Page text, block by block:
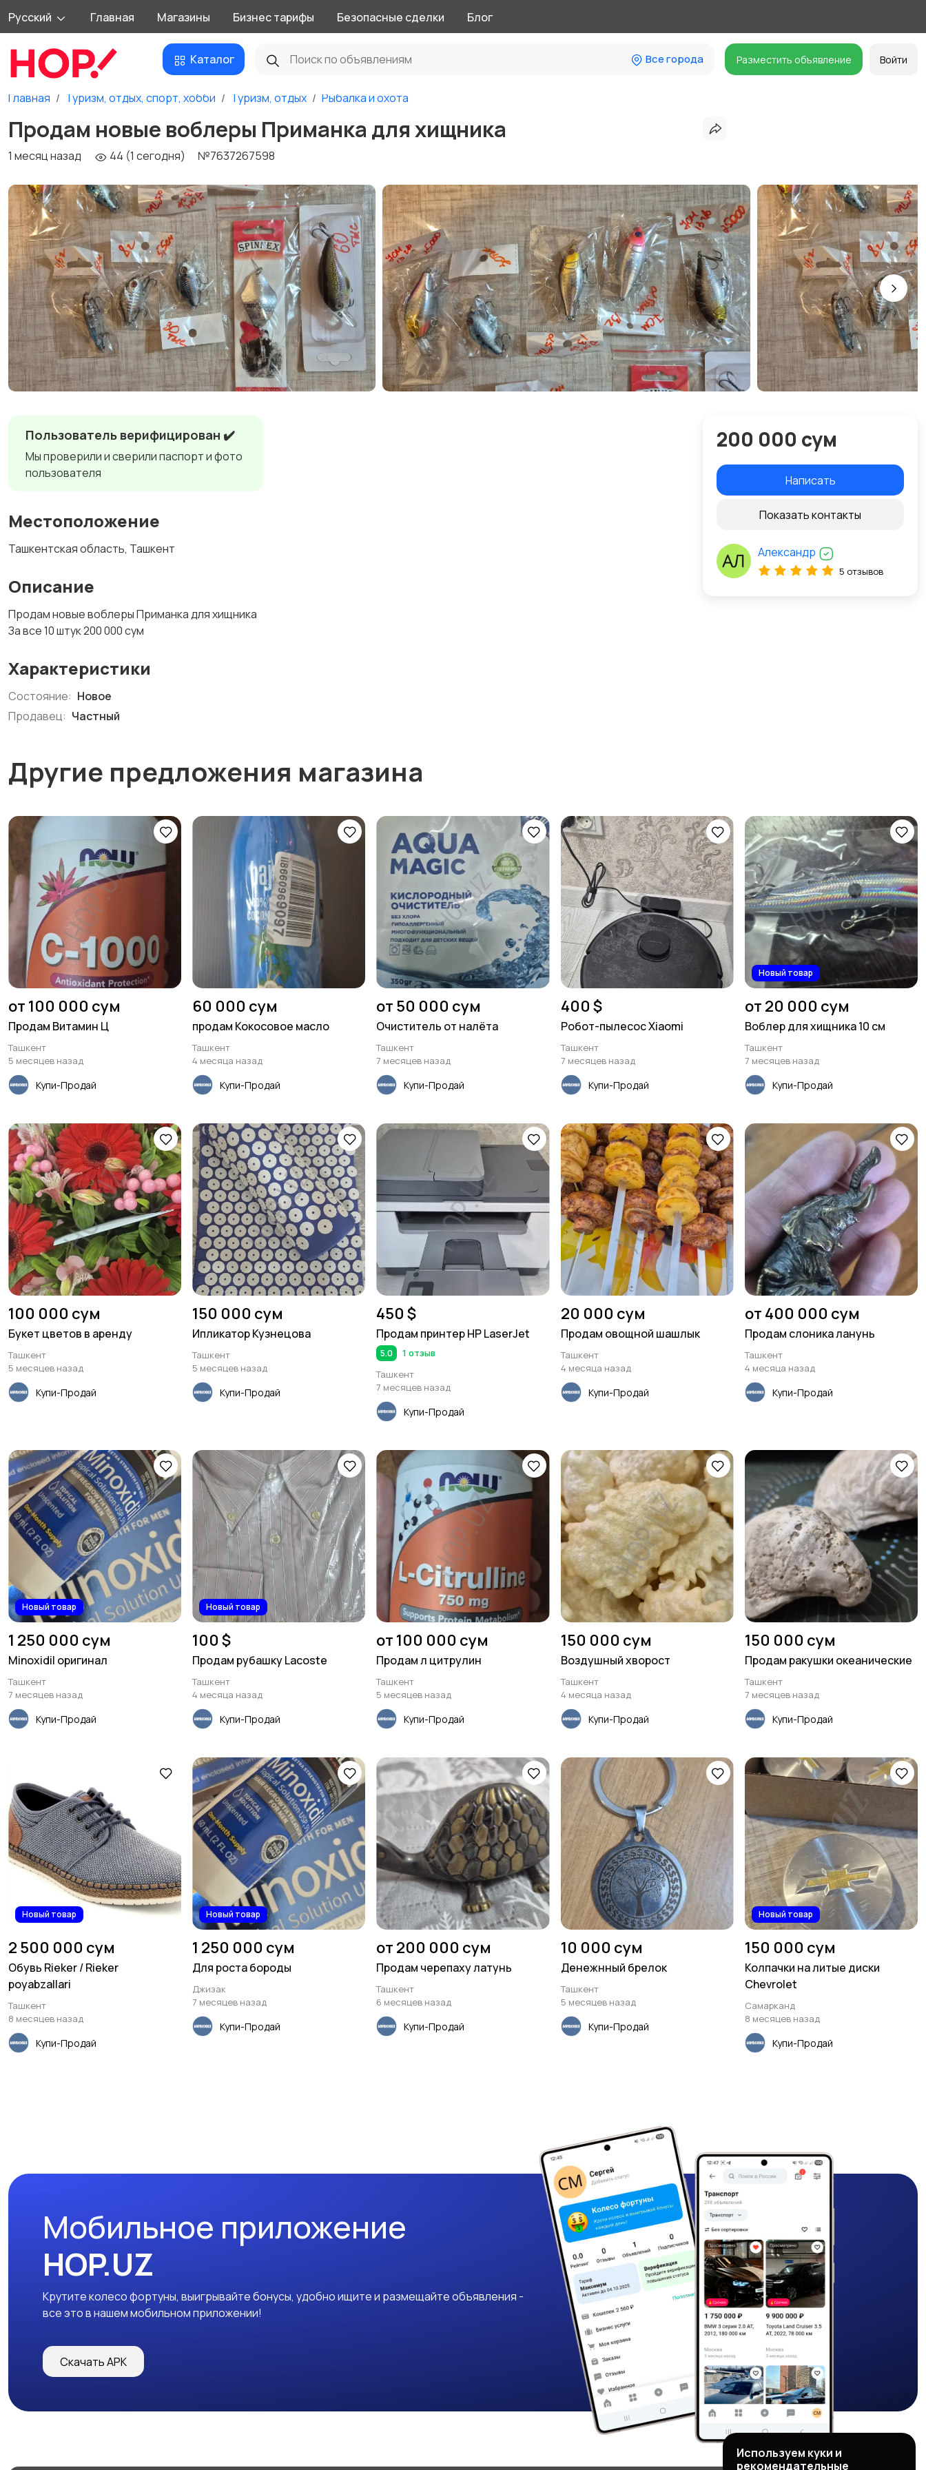
Русский Главная Магазины Бизнес тарифы Безопасные сделки Блог
Каталог Все города Разместить объявление Войти
Главная Туризм, отдых, спорт, хобби Туризм, отдых Рыбалка и охота
Продам новые воблеры Приманка для хищника
1 месяц назад 44 (1 сегодня) №7637267598
Пользователь верифицирован ✔️
Мы проверили и сверили паспорт и фото
пользователя
Местоположение
Ташкентская область, Ташкент
Описание
Продам новые воблеры Приманка для хищника
За все 10 штук 200 000 сум
Характеристики
Состояние: Новое
Продавец: Частный
200 000 сум
Написать
Показать контакты
Александр
5 отзывов
Другие предложения магазина
от 100 000 сум
Продам Витамин Ц
Ташкент
5 месяцев назад
Купи-Продай
60 000 сум
продам Кокосовое масло
Ташкент
4 месяца назад
Купи-Продай
от 50 000 сум
Очиститель от налёта
Ташкент
7 месяцев назад
Купи-Продай
400 $
Робот-пылесос Xiaomi
Ташкент
7 месяцев назад
Купи-Продай
Новый товар
от 20 000 сум
Воблер для хищника 10 см
Ташкент
7 месяцев назад
Купи-Продай
100 000 сум
Букет цветов в аренду
Ташкент
5 месяцев назад
Купи-Продай
150 000 сум
Ипликатор Кузнецова
Ташкент
5 месяцев назад
Купи-Продай
450 $
Продам принтер HP LaserJet
5.0
1 отзыв
Ташкент
7 месяцев назад
Купи-Продай
20 000 сум
Продам овощной шашлык
Ташкент
4 месяца назад
Купи-Продай
от 400 000 сум
Продам слоника ланунь
Ташкент
4 месяца назад
Купи-Продай
Новый товар
1 250 000 сум
Minoxidil оригинал
Ташкент
7 месяцев назад
Купи-Продай
Новый товар
100 $
Продам рубашку Lacoste
Ташкент
4 месяца назад
Купи-Продай
от 100 000 сум
Продам л цитрулин
Ташкент
5 месяцев назад
Купи-Продай
150 000 сум
Воздушный хворост
Ташкент
4 месяца назад
Купи-Продай
150 000 сум
Продам ракушки океанические
Ташкент
7 месяцев назад
Купи-Продай
Новый товар
2 500 000 сум
Обувь Rieker / Rieker
poyabzallari
Ташкент
8 месяцев назад
Купи-Продай
Новый товар
1 250 000 сум
Для роста бороды
Джизак
7 месяцев назад
Купи-Продай
от 200 000 сум
Продам черепаху латунь
Ташкент
6 месяцев назад
Купи-Продай
10 000 сум
Денежнный брелок
Ташкент
5 месяцев назад
Купи-Продай
Новый товар
150 000 сум
Колпачки на литые диски
Chevrolet
Самарканд
8 месяцев назад
Купи-Продай
Мобильное приложение
HOP.UZ
Крутите колесо фортуны, выигрывайте бонусы, удобно ищите и размещайте объявления -
все это в нашем мобильном приложении!
Скачать APK
Используем куки и
рекомендательные